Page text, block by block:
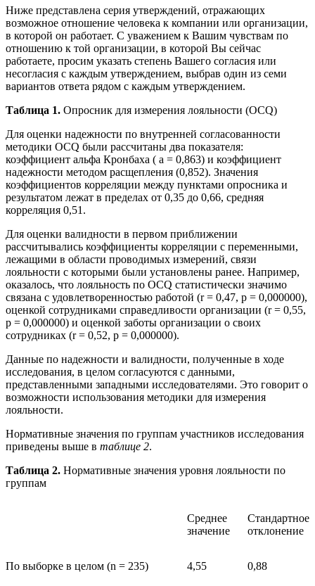
Ниже представлена серия утверждений, отражающих
возможное отношение человека к компании или организации,
в которой он работает. С уважением к Вашим чувствам по
отношению к той организации, в которой Вы сейчас
работаете, просим указать степень Вашего согласия или
несогласия с каждым утверждением, выбрав один из семи
вариантов ответа рядом с каждым утверждением.
Таблица 1. Опросник для измерения лояльности (OCQ)
Для оценки надежности по внутренней согласованности
методики OCQ были рассчитаны два показателя:
коэффициент альфа Кронбаха ( a = 0,863) и коэффициент
надежности методом расщепления (0,852). Значения
коэффициентов корреляции между пунктами опросника и
результатом лежат в пределах от 0,35 до 0,66, средняя
корреляция 0,51.
Для оценки валидности в первом приближении
рассчитывались коэффициенты корреляции с переменными,
лежащими в области проводимых измерений, связи
лояльности с которыми были установлены ранее. Например,
оказалось, что лояльность по OCQ статистически значимо
связана с удовлетворенностью работой (r = 0,47, р = 0,000000),
оценкой сотрудниками справедливости организации (r = 0,55,
p = 0,000000) и оценкой заботы организации о своих
сотрудниках (r = 0,52, p = 0,000000).
Данные по надежности и валидности, полученные в ходе
исследования, в целом согласуются с данными,
представленными западными исследователями. Это говорит о
возможности использования методики для измерения
лояльности.
Нормативные значения по группам участников исследования
приведены выше в таблице 2.
Таблица 2. Нормативные значения уровня лояльности по
группам
Среднее
значение
Стандартное
отклонение
По выборке в целом (n = 235) 4,55 0,88